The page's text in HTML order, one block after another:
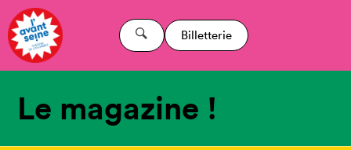
Billetterie
Le magazine !